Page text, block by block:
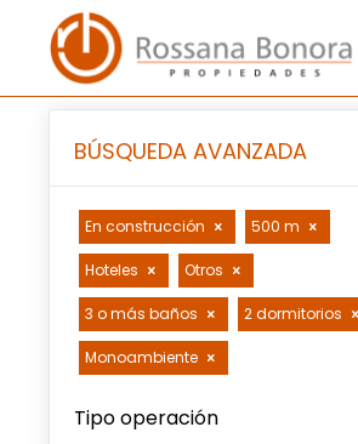
BÚSQUEDA AVANZADA
En construcción 500 m
Hoteles Otros
3 o más baños 2 dormitorios
Monoambiente
Tipo operación